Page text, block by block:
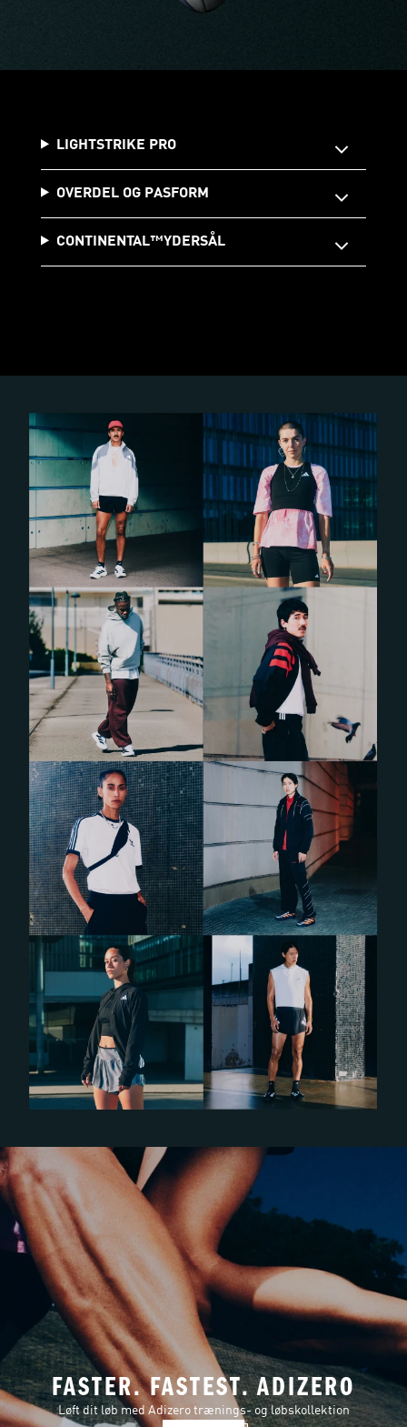
LIGHTSTRIKE PRO
OVERDEL OG PASFORM
CONTINENTAL™️YDERSÅL
FASTER. FASTEST. ADIZERO
Løft dit løb med Adizero trænings- og løbskollektion